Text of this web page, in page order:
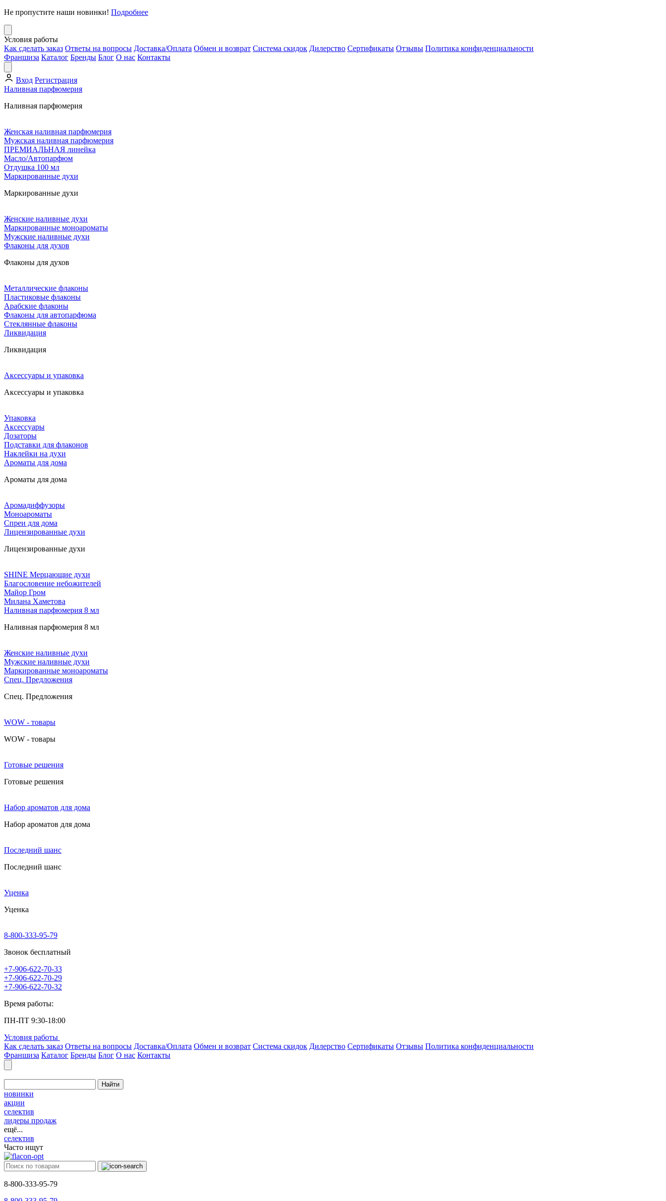
Не пропустите наши новинки! Подробнее
Условия работы
Как сделать заказ Ответы на вопросы Доставка/Оплата Обмен и возврат Система скидок Дилерство Сертификаты Отзывы Политика конфиденциальности
Франшиза Каталог Бренды Блог О нас Контакты
Вход Регистрация
Наливная парфюмерия
Наливная парфюмерия
Женская наливная парфюмерия
Мужская наливная парфюмерия
ПРЕМИАЛЬНАЯ линейка
Масло/Автопарфюм
Отдушка 100 мл
Маркированные духи
Маркированные духи
Женские наливные духи
Маркированные моноароматы
Мужские наливные духи
Флаконы для духов
Флаконы для духов
Металлические флаконы
Пластиковые флаконы
Арабские флаконы
Флаконы для автопарфюма
Стеклянные флаконы
Ликвидация
Ликвидация
Аксессуары и упаковка
Аксессуары и упаковка
Упаковка
Аксессуары
Дозаторы
Подставки для флаконов
Наклейки на духи
Ароматы для дома
Ароматы для дома
Аромадиффузоры
Моноароматы
Спреи для дома
Лицензированные духи
Лицензированные духи
SHINE Мерцающие духи
Благословение небожителей
Майор Гром
Милана Хаметова
Наливная парфюмерия 8 мл
Наливная парфюмерия 8 мл
Женские наливные духи
Мужские наливные духи
Маркированные моноароматы
Cпец. Предложения
Cпец. Предложения
WOW - товары
WOW - товары
Готовые решения
Готовые решения
Набор ароматов для дома
Набор ароматов для дома
Последний шанс
Последний шанс
Уценка
Уценка
8-800-333-95-79
Звонок бесплатный
+7-906-622-70-33
+7-906-622-70-29
+7-906-622-70-32
Время работы:
ПН-ПТ 9:30-18:00
Условия работы
Как сделать заказ Ответы на вопросы Доставка/Оплата Обмен и возврат Система скидок Дилерство Сертификаты Отзывы Политика конфиденциальности
Франшиза Каталог Бренды Блог О нас Контакты
Найти
новинки
акции
селектив
лидеры продаж
ещё...
селектив
Часто ищут
8-800-333-95-79